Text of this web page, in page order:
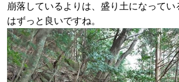
崩落しているよりは、盛り土になってい
はずっと良いですね。